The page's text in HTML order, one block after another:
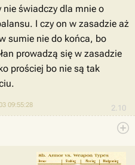
2.10
nie świadczy dla mnie o
I czy on w zasadzie aż
sumie nie do końca, bo
prowadzą się w zasadzie
prościej bo nie są tak
09:55:28